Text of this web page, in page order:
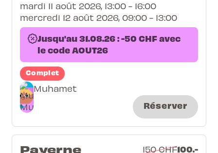
mardi 11 août 2026, 13:00 - 16:00
mercredi 12 août 2026, 09:00 - 13:00
Jusqu'au 31.08.26 : -50 CHF avec
le code AOUT26
Complet
Muhamet
Réserver
Payerne 150 CHF100.-